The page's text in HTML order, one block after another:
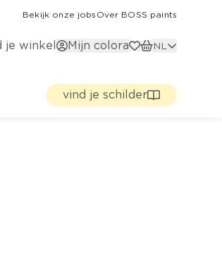
Bekijk onze jobs Over BOSS paints
je winkel Mijn colora NL
vind je schilder